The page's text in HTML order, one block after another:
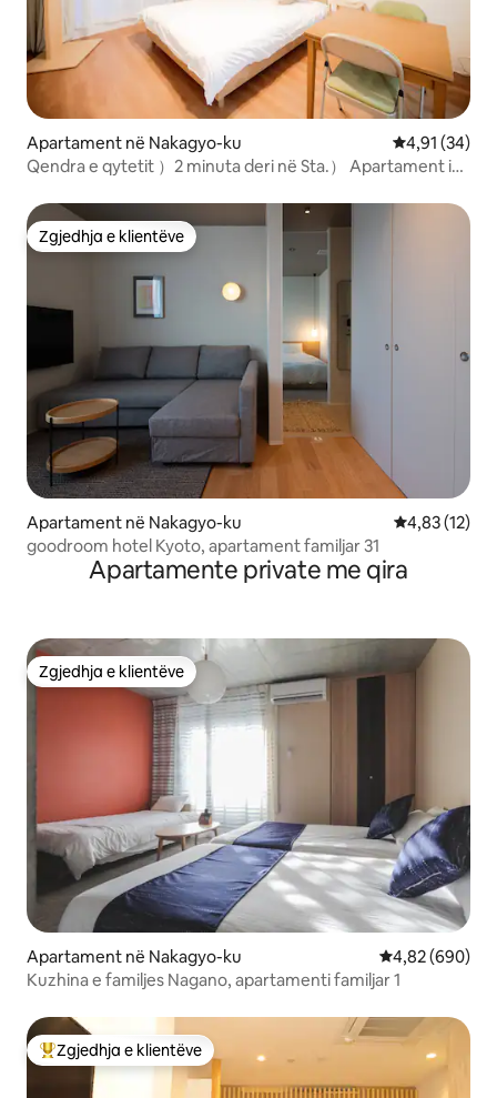
Apartament në Nakagyo-ku Vlerësimi
4,91 (34)
Qendra e qytetit ）2 minuta deri në Sta.） Apartament i
Zgjedhja e klientëve
Zgjedhja e klientëve
Apartament në Nakagyo-ku Vlerësimi
4,83 (12)
goodroom hotel Kyoto, apartament familjar 31
Apartamente private me qira
Zgjedhja e klientëve
Zgjedhja e klientëve
Apartament në Nakagyo-ku Vlerësimi
4,82 (690)
Kuzhina e familjes Nagano, apartamenti familjar 1
Më të mirat e zgjedhjeve të klientëve
Zgjedhja e klientëve